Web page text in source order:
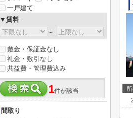
一戸建て
▼賃料
～
敷金・保証金なし
礼金・敷引なし
共益費・管理費込み
1件が該当
間取り